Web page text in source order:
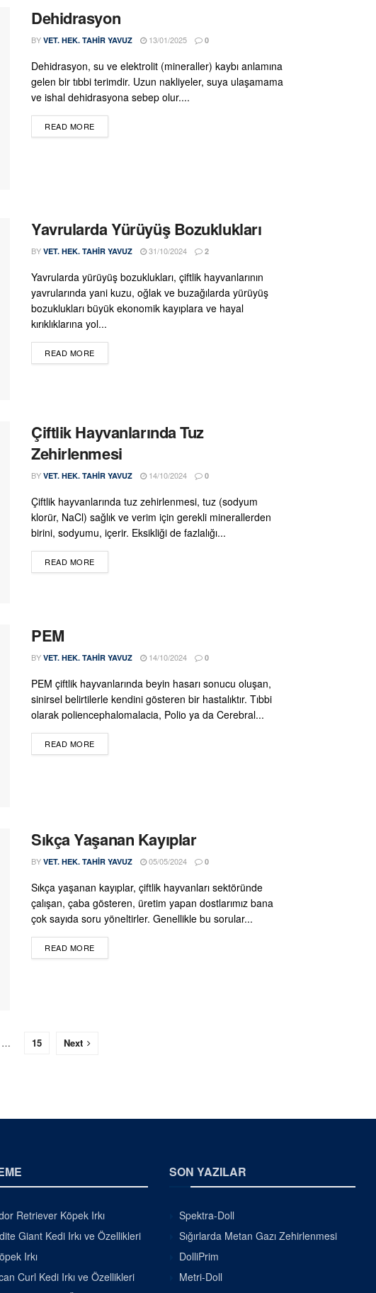
Dehidrasyon
BY VET. HEK. TAHIR YAVUZ 13/01/2025 0
Dehidrasyon, su ve elektrolit (mineraller) kaybı anlamına
gelen bir tıbbi terimdir. Uzun nakliyeler, suya ulaşamama
ve ishal dehidrasyona sebep olur....
READ MOREDETAILS
Yavrularda Yürüyüş Bozuklukları
BY VET. HEK. TAHIR YAVUZ 31/10/2024 2
Yavrularda yürüyüş bozuklukları, çiftlik hayvanlarının
yavrularında yani kuzu, oğlak ve buzağılarda yürüyüş
bozuklukları büyük ekonomik kayıplara ve hayal
kırıklıklarına yol...
READ MOREDETAILS
Çiftlik Hayvanlarında Tuz
Zehirlenmesi
BY VET. HEK. TAHIR YAVUZ 14/10/2024 0
Çiftlik hayvanlarında tuz zehirlenmesi, tuz (sodyum
klorür, NaCl) sağlık ve verim için gerekli minerallerden
birini, sodyumu, içerir. Eksikliği de fazlalığı...
READ MOREDETAILS
PEM
BY VET. HEK. TAHIR YAVUZ 14/10/2024 0
PEM çiftlik hayvanlarında beyin hasarı sonucu oluşan,
sinirsel belirtilerle kendini gösteren bir hastalıktır. Tıbbi
olarak poliencephalomalacia, Polio ya da Cerebral...
READ MOREDETAILS
Sıkça Yaşanan Kayıplar
BY VET. HEK. TAHIR YAVUZ 05/05/2024 0
Sıkça yaşanan kayıplar, çiftlik hayvanları sektöründe
çalışan, çaba gösteren, üretim yapan dostlarımız bana
çok sayıda soru yöneltirler. Genellikle bu sorular...
READ MOREDETAILS
… 15 Next
Retriever Köpek Irkı
Giant Kedi Irkı ve Özellikleri
Irkı
Curl Kedi Irkı ve Özellikleri
SON YAZILAR
Spektra-Doll
Sığırlarda Metan Gazı Zehirlenmesi
DolliPrim
Metri-Doll